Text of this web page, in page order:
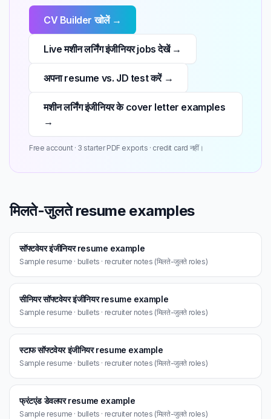
CV Builder खोलें →
Live मशीन लर्निंग इंजीनियर jobs देखें →
अपना resume vs. JD test करें →
मशीन लर्निंग इंजीनियर के cover letter examples
→
Free account · 3 starter PDF exports · credit card नहीं।
मिलते-जुलते resume examples
सॉफ्टवेयर इंजीनियर resume example
Sample resume · bullets · recruiter notes (मिलते-जुलते roles)
सीनियर सॉफ्टवेयर इंजीनियर resume example
Sample resume · bullets · recruiter notes (मिलते-जुलते roles)
स्टाफ सॉफ्टवेयर इंजीनियर resume example
Sample resume · bullets · recruiter notes (मिलते-जुलते roles)
फ्रंटएंड डेवलपर resume example
Sample resume · bullets · recruiter notes (मिलते-जुलते roles)